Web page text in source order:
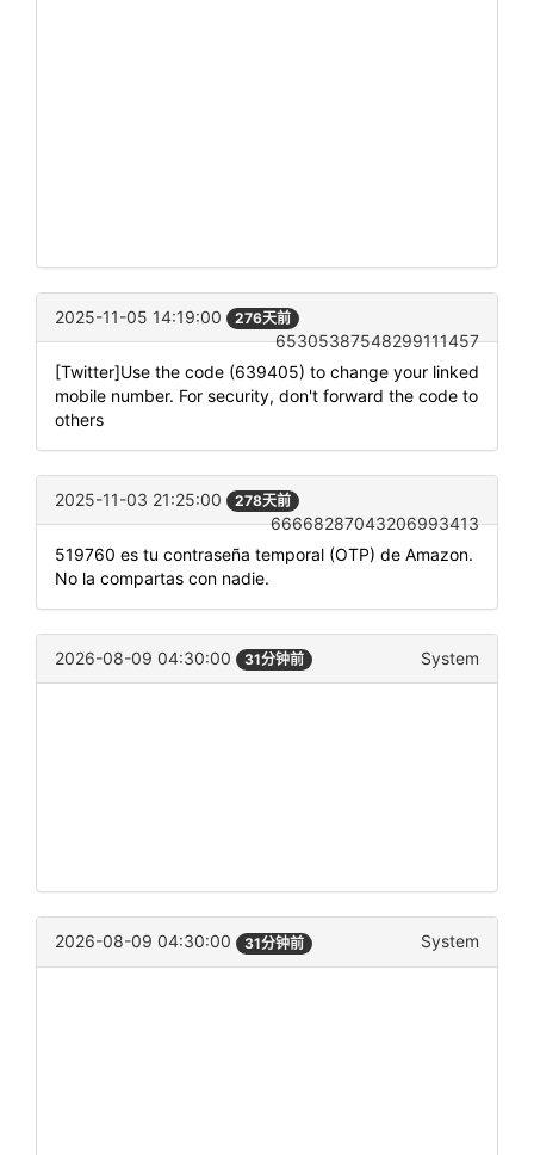
2025-11-05 14:19:00 276天前
65305387548299111457
[Twitter]Use the code (639405) to change your linked
mobile number. For security, don't forward the code to
others
2025-11-03 21:25:00 278天前
66668287043206993413
519760 es tu contraseña temporal (OTP) de Amazon.
No la compartas con nadie.
2026-08-09 04:30:00 31分钟前 System
2026-08-09 04:30:00 31分钟前 System